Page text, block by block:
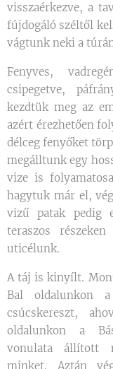
visszaérkezve, a
fújdogáló széltől
vágtunk neki a
Fenyves,
csipegetve,
kezdtük meg az
azért érezhetően
délceg fenyőket
megálltunk egy
vize is
hagytuk már el,
vizű patak pedig
teraszos
uticélunk.
A táj is kinyílt.
Bal oldalunkon
csúcskereszt,
oldalunkon a
vonulata állított
minket. Aztán